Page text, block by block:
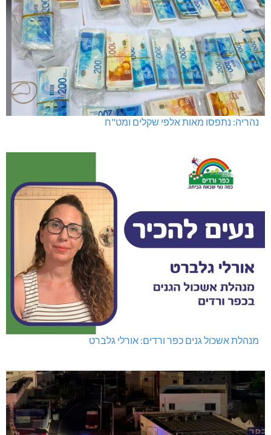
נהריה: נתפסו מאות אלפי שקלים ומט"ח
מנהלת אשכול גנים כפר ורדים: אורלי גלברט